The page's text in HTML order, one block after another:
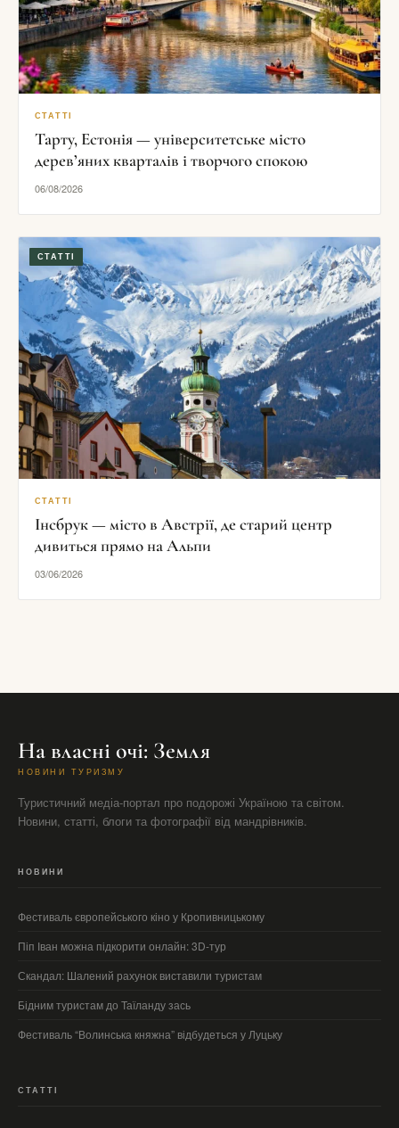
СТАТТІ
Тарту, Естонія — університетське місто
дерев’яних кварталів і творчого спокою
06/08/2026
СТАТТІ
СТАТТІ
Інсбрук — місто в Австрії, де старий центр
дивиться прямо на Альпи
03/06/2026
На власні очі: Земля
НОВИНИ ТУРИЗМУ
Туристичний медіа-портал про подорожі Україною та світом.
Новини, статті, блоги та фотографії від мандрівників.
НОВИНИ
Фестиваль європейського кіно у Кропивницькому
Піп Іван можна підкорити онлайн: 3D-тур
Скандал: Шалений рахунок виставили туристам
Бідним туристам до Таїланду зась
Фестиваль “Волинська княжна” відбудеться у Луцьку
СТАТТІ